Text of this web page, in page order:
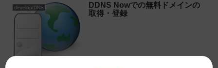
develop/DNS
DDNS Nowでの無料ドメインの
取得・登録